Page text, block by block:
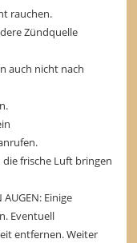
rauchen.
Zündquelle
auch nicht nach
die frische Luft bringen
AUGEN: Einige
Eventuell
entfernen. Weiter